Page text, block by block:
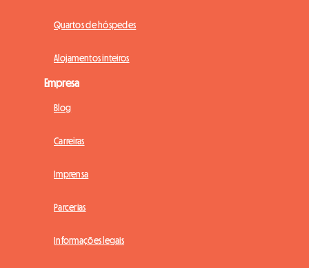
Quartos de hóspedes
Alojamentos inteiros
Empresa
Blog
Carreiras
Imprensa
Parcerias
Informações legais